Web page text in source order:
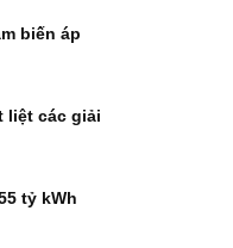
biến áp
liệt các giải
tỷ kWh